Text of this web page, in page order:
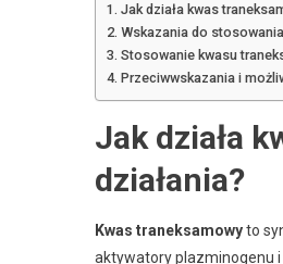
Jak działa kwas
Wskazania do
Stosowanie kwasu
Przeciwwskazania i
Jak działa
działania?
Kwas traneksamowyto
aktywatory plazminogenu